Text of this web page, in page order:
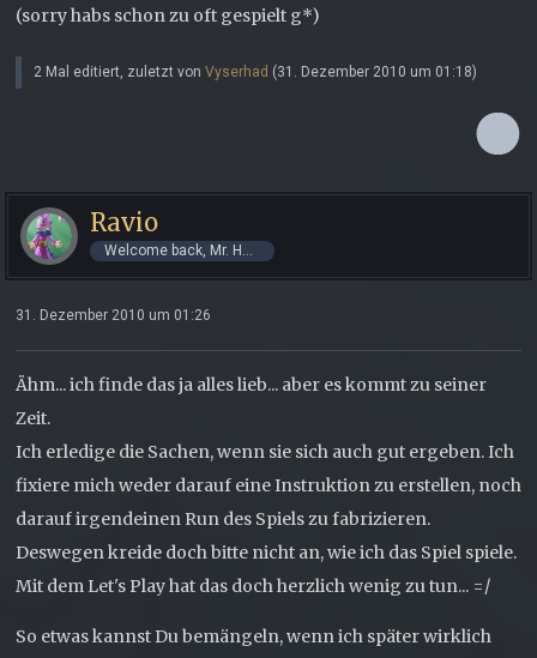
(sorry habs schon zu oft gespielt g*)
2 Mal editiert, zuletzt von Vyserhad (31. Dezember 2010 um 01:18)
Ravio
Welcome back, Mr. Hero!
31. Dezember 2010 um 01:26
Ähm... ich finde das ja alles lieb... aber es kommt zu seiner
Zeit.
Ich erledige die Sachen, wenn sie sich auch gut ergeben. Ich
fixiere mich weder darauf eine Instruktion zu erstellen, noch
darauf irgendeinen Run des Spiels zu fabrizieren.
Deswegen kreide doch bitte nicht an, wie ich das Spiel spiele.
Mit dem Let's Play hat das doch herzlich wenig zu tun... =/
So etwas kannst Du bemängeln, wenn ich später wirklich